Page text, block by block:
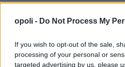
opoli - Do Not Process My
If you wish to opt-out of the sale,
processing of your personal or
targeted advertising by us, please